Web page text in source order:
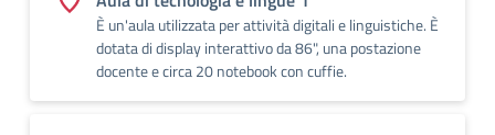
È un'aula utilizzata per attività digitali e linguistiche. È
dotata di display interattivo da 86", una postazione
docente e circa 20 notebook con cuffie.